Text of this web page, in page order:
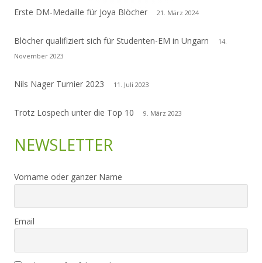
Erste DM-Medaille für Joya Blöcher 21. März 2024
Blöcher qualifiziert sich für Studenten-EM in Ungarn
14.
November 2023
Nils Nager Turnier 2023 11. Juli 2023
Trotz Lospech unter die Top 10 9. März 2023
NEWSLETTER
Vorname oder ganzer Name
Email